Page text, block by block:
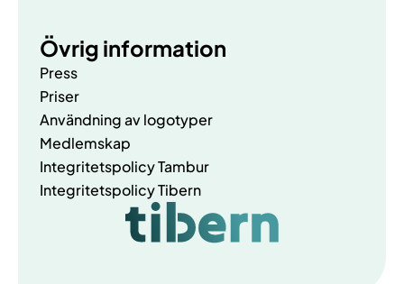
Övrig information
Press
Priser
Användning av logotyper
Medlemskap
Integritetspolicy Tambur
Integritetspolicy Tibern